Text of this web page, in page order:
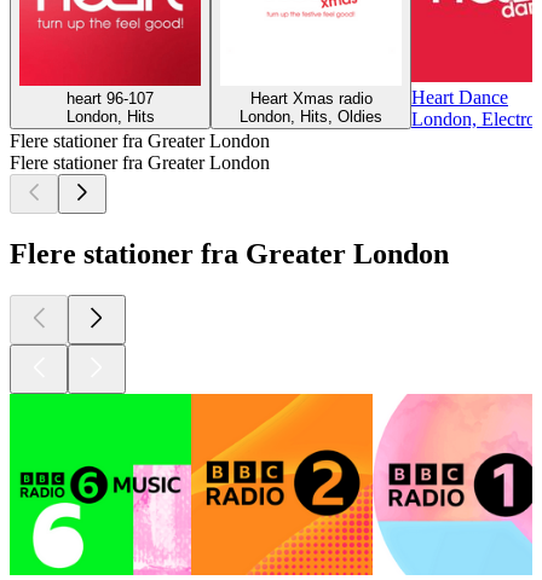
heart 96-107
London, Hits
Heart Xmas radio
London, Hits, Oldies
Heart Dance
London,
Flere stationer fra Greater London
Flere stationer fra Greater London
Flere stationer fra Greater London